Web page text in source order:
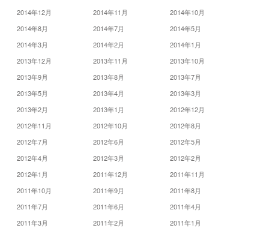
2014年12月
2014年11月
2014年10月
2014年8月
2014年7月
2014年5月
2014年3月
2014年2月
2014年1月
2013年12月
2013年11月
2013年10月
2013年9月
2013年8月
2013年7月
2013年5月
2013年4月
2013年3月
2013年2月
2013年1月
2012年12月
2012年11月
2012年10月
2012年8月
2012年7月
2012年6月
2012年5月
2012年4月
2012年3月
2012年2月
2012年1月
2011年12月
2011年11月
2011年10月
2011年9月
2011年8月
2011年7月
2011年6月
2011年4月
2011年3月
2011年2月
2011年1月